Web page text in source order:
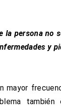
la persona no
y
mayor
también